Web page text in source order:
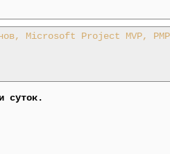
Microsoft Project MVP,
суток.